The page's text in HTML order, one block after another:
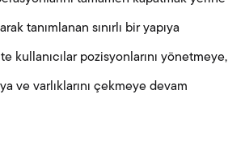
tanımlanan sınırlı bir yapıya
kullanıcılar pozisyonlarını yönetmeye,
ve varlıklarını çekmeye devam